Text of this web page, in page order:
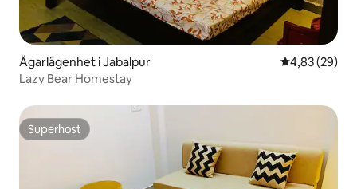
Ägarlägenhet i Jabalpur 4,83 av 5 i
4,83 (29)
Lazy Bear Homestay
Superhost
Superhost